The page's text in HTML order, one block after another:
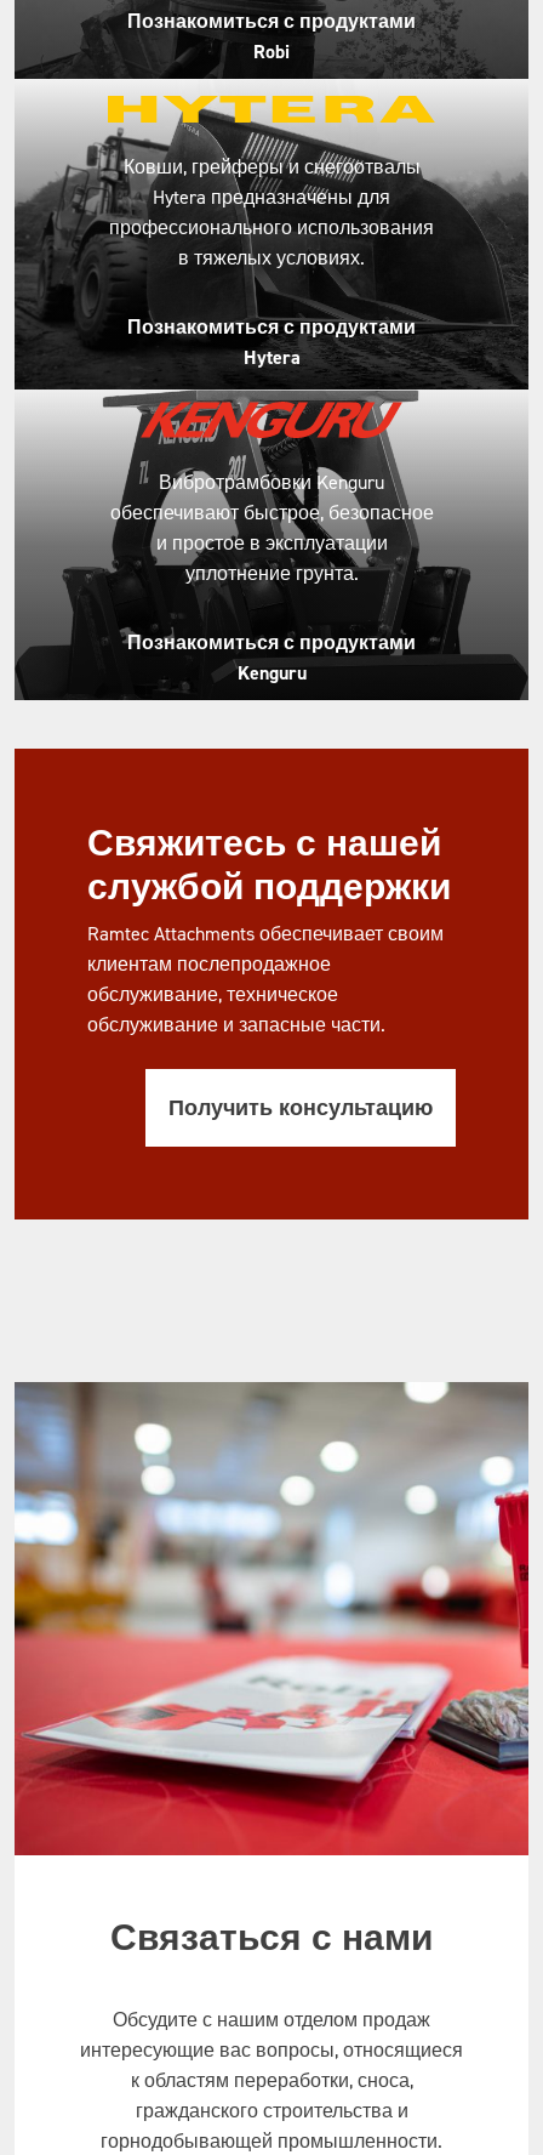
Познакомиться с продуктами
Robi
Ковши, грейферы и снегоотвалы
Hytera предназначены для
профессионального использования
в тяжелых условиях.
Познакомиться с продуктами
Hytera
Вибротрамбовки Kenguru
обеспечивают быстрое, безопасное
и простое в эксплуатации
уплотнение грунта.
Познакомиться с продуктами
Kenguru
Свяжитесь с нашей
службой поддержки
Ramtec Attachments обеспечивает своим
клиентам послепродажное
обслуживание, техническое
обслуживание и запасные части.
Получить консультацию
Связаться с нами
Обсудите с нашим отделом продаж
интересующие вас вопросы, относящиеся
к областям переработки, сноса,
гражданского строительства и
горнодобывающей промышленности.